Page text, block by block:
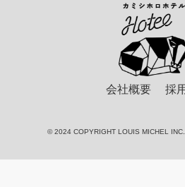
シ
ホ
ロ
ホ
テ
ル
会社概要 採
© 2024 COPYRIGHT LOUIS MICHEL